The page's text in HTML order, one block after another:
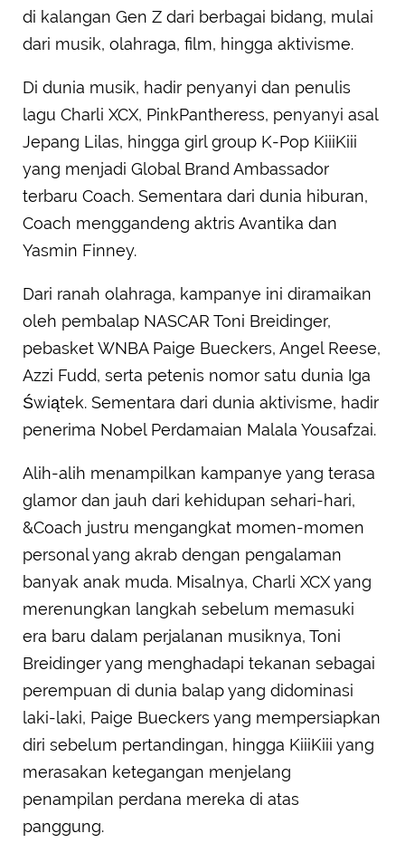
di kalangan Gen Z dari berbagai bidang, mulai
dari musik, olahraga, film, hingga aktivisme.
Di dunia musik, hadir penyanyi dan penulis
lagu Charli XCX, PinkPantheress, penyanyi asal
Jepang Lilas, hingga girl group K-Pop KiiiKiii
yang menjadi Global Brand Ambassador
terbaru Coach. Sementara dari dunia hiburan,
Coach menggandeng aktris Avantika dan
Yasmin Finney.
Dari ranah olahraga, kampanye ini diramaikan
oleh pembalap NASCAR Toni Breidinger,
pebasket WNBA Paige Bueckers, Angel Reese,
Azzi Fudd, serta petenis nomor satu dunia Iga
Świątek. Sementara dari dunia aktivisme, hadir
penerima Nobel Perdamaian Malala Yousafzai.
Alih-alih menampilkan kampanye yang terasa
glamor dan jauh dari kehidupan sehari-hari,
&Coach justru mengangkat momen-momen
personal yang akrab dengan pengalaman
banyak anak muda. Misalnya, Charli XCX yang
merenungkan langkah sebelum memasuki
era baru dalam perjalanan musiknya, Toni
Breidinger yang menghadapi tekanan sebagai
perempuan di dunia balap yang didominasi
laki-laki, Paige Bueckers yang mempersiapkan
diri sebelum pertandingan, hingga KiiiKiii yang
merasakan ketegangan menjelang
penampilan perdana mereka di atas
panggung.